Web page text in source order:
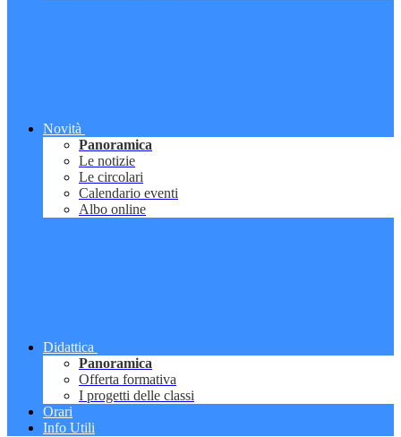
Novità
Panoramica
Le notizie
Le circolari
Calendario eventi
Albo online
Didattica
Panoramica
Offerta formativa
I progetti delle classi
Orari
Info Utili